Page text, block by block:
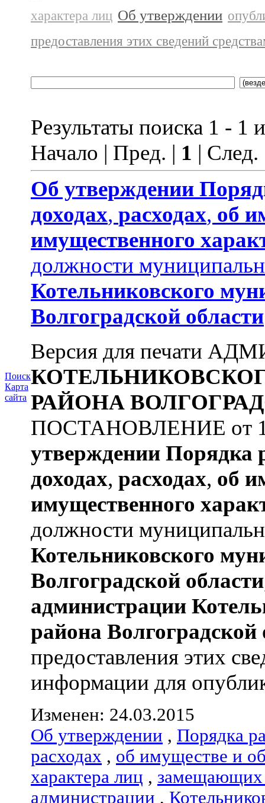
Поиск
Карта
сайта
характера лиц Об утверждении
предоставления этих сведений
Результаты поиска 1 - 1
Начало | Пред. | 1 |
Об утверждении
доходах, расходах, об
имущественного
должности
Котельниковского
Волгоградской области
Версия для печати
РАЙОНА
ПОСТАНОВЛЕНИЕ от
утверждении Порядка
доходах, расходах, об
имущественного
должности
Котельниковского
Волгоградской области
администрации
района Волгоградской
предоставления этих
информации для
Изменен: 24.03.2015
Об утверждении , Порядка
расходах , об имуществе и
характера лиц , замещающих
администрации ,